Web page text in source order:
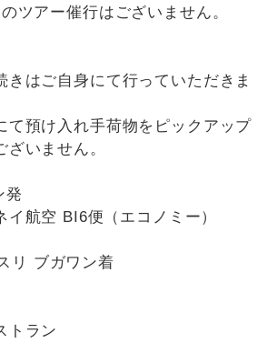
ツアー催行はございません。
はご自身にて行っていただきま
預け入れ手荷物をピックアップ
ざいません。
発
イ航空 BI6便（エコノミー）
リ ブガワン着
トラン